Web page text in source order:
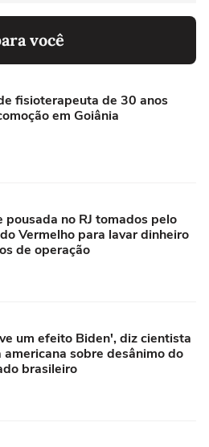
você
fisioterapeuta de 30 anos
em Goiânia
pousada no RJ tomados pelo
Vermelho para lavar dinheiro
de operação
um efeito Biden', diz cientista
americana sobre desânimo do
brasileiro